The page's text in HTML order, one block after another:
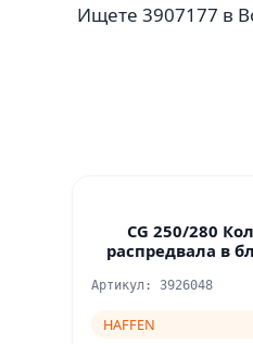
Ищете 3907177 в
CG 250/280
распредвала в
Артикул: 3926048
HAFFEN